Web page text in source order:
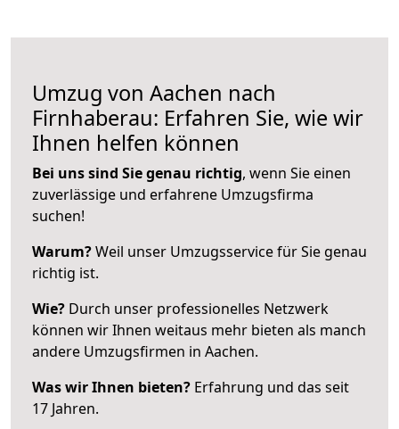
Umzug von Aachen nach
Firnhaberau: Erfahren Sie, wie wir
Ihnen helfen können
Bei uns sind Sie genau richtig, wenn Sie einen
zuverlässige und erfahrene Umzugsfirma
suchen!
Warum?Weil unser Umzugsservice für Sie genau
richtig ist.
Wie? Durch unser professionelles Netzwerk
können wir Ihnen weitaus mehr bieten als manch
andere Umzugsfirmen in Aachen.
Was wir Ihnen bieten? Erfahrung und das seit
17 Jahren.